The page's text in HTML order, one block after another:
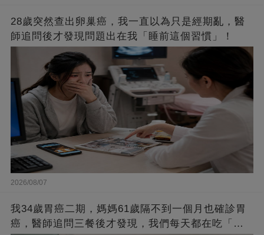
28歲突然查出卵巢癌，我一直以為只是經期亂，醫
師追問後才發現問題出在我「睡前這個習慣」！
2026/08/07
我34歲胃癌二期，媽媽61歲隔不到一個月也確診胃
癌，醫師追問三餐後才發現，我們每天都在吃「這